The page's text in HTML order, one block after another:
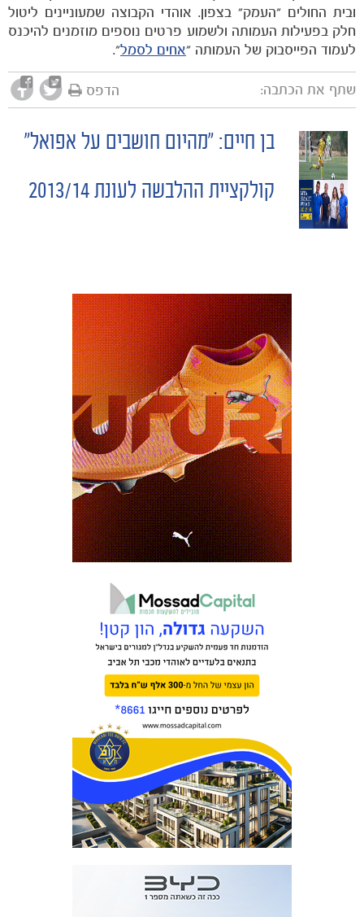
ובית החולים "העמק" בצפון. אוהדי הקבוצה שמעוניינים ליטול
חלק בפעילות העמותה ולשמוע פרטים נוספים מוזמנים להיכנס
לעמוד הפייסבוק של העמותה "אחים לסמל".
שתף את הכתבה: הדפס
POST
NAVIGATION
בן חיים: "מהיום חושבים על אפואל"
קולקציית ההלבשה לעונת 2013/14